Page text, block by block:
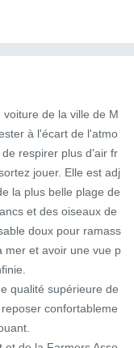
de la ville de M
à l'écart de l'atmo
respirer plus d'air fr
jouer. Elle est adj
la plus belle plage de
et des oiseaux de
doux pour ramass
mer et avoir une vue p
qualité supérieure de
confortableme